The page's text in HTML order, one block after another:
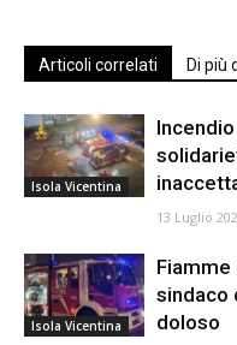
Articoli correlati Di più
Isola Vicentina
13 Luglio
Isola Vicentina
Fiamme
sindaco
doloso